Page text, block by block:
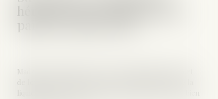
héritiers d'un compte-titres
paient-ils plus cher ?
Madame et Monsieur X n'en revenaient pas. À la mort
de leur mère, ils découvrent avec stupéfaction que la